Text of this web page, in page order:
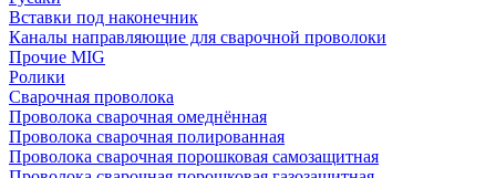
Вставки под наконечник
Каналы направляющие для сварочной проволоки
Прочие MIG
Ролики
Cварочная проволока
Проволока сварочная омеднённая
Проволока сварочная полированная
Проволока сварочная порошковая самозащитная